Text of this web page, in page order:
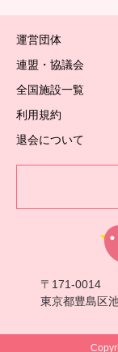
運営団体
連盟・協議会
全国施設一覧
利用規約
退会について
〒171-0014
東京都豊島区